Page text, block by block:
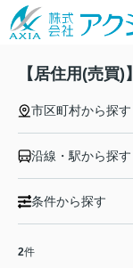
【居住用(売買
市区町村から探す
沿線・駅から探す
条件から探す
2件